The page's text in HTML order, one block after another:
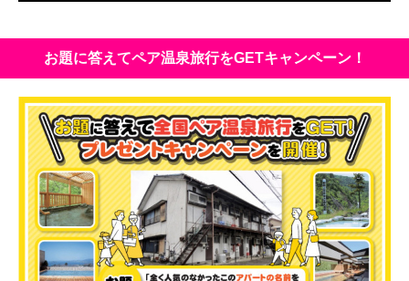
お題に答えてペア温泉旅行をGETキャンペーン！